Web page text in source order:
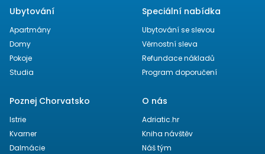
Ubytování
Apartmány
Domy
Pokoje
Studia
Speciální nabídka
Ubytování se slevou
Věrnostní sleva
Refundace nákladů
Program doporučení
Poznej Chorvatsko
Istrie
Kvarner
Dalmácie
O nás
Adriatic.hr
Kniha návštěv
Náš tým